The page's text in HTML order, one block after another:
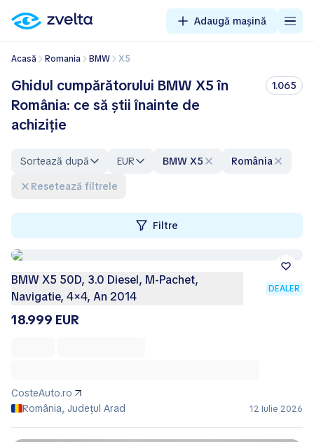
Adaugă mașină
Acasă Romania BMW X5
Ghidul cumpărătorului BMW X5 în
România: ce să știi înainte de
achiziție
1.065
Sortează după EUR BMW X5
România
Resetează filtrele
Filtre
BMW X5 50D, 3.0 Diesel, M-Pachet,
Navigatie, 4×4, An 2014
DEALER
18.999 EUR
CosteAuto.ro
România, Județul Arad
12 Iulie 2026